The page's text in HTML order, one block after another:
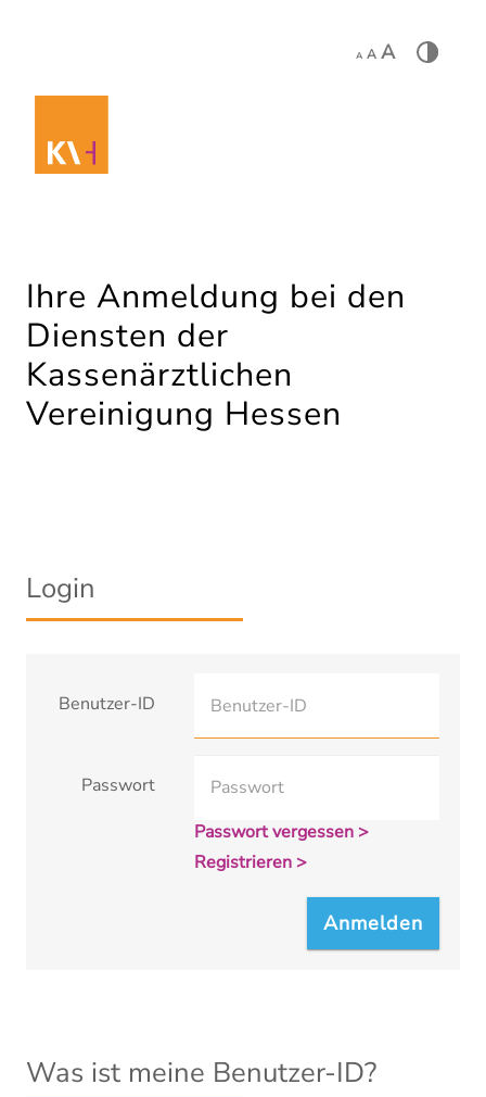
A A A
Ihre Anmeldung bei den
Diensten der
Kassenärztlichen
Vereinigung Hessen
Login
Benutzer-ID
Passwort
Passwort vergessen >
Registrieren >
Was ist meine Benutzer-ID?